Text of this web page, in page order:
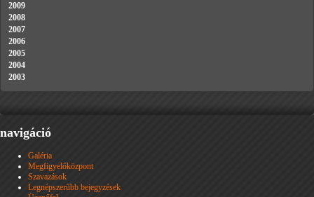
2009
2008
2007
2006
2005
2004
2003
navigáció
Galéria
Megfigyelőközpont
Szavazások
Legnépszerűbb bejegyzések